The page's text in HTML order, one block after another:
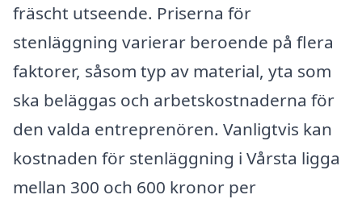
fräscht utseende. Priserna för
stenläggning varierar beroende på flera
faktorer, såsom typ av material, yta som
ska beläggas och arbetskostnaderna för
den valda entreprenören. Vanligtvis kan
kostnaden för stenläggning i Vårsta ligga
mellan 300 och 600 kronor per